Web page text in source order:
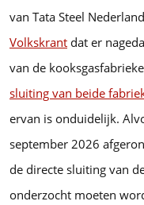
van Tata Steel
Volkskrant dat er
van de
sluiting van beide
ervan is onduidelijk.
september 2026
de directe sluiting van
onderzocht moeten